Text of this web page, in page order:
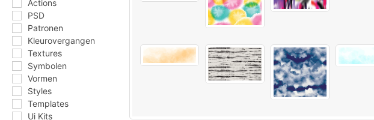
Actions
PSD
Patronen
Kleurovergangen
Textures
Symbolen
Vormen
Styles
Templates
Ui Kits